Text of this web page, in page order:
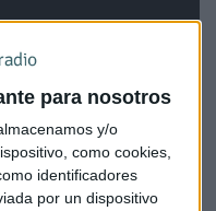
para nosotros
y/o
como cookies,
identificadores
por un dispositivo